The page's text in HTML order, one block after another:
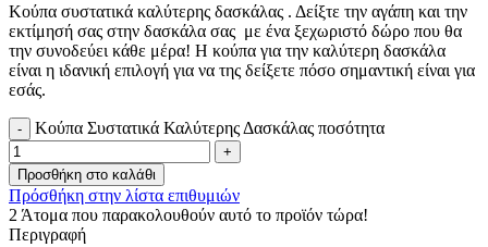
Κούπα συστατικά καλύτερης δασκάλας . Δείξτε την αγάπη και την
εκτίμησή σας στην δασκάλα σας με ένα ξεχωριστό δώρο που θα
την συνοδεύει κάθε μέρα! Η κούπα για την καλύτερη δασκάλα
είναι η ιδανική επιλογή για να της δείξετε πόσο σημαντική είναι για
εσάς.
Κούπα Συστατικά Καλύτερης Δασκάλας ποσότητα
Προσθήκη στο καλάθι
Πρόσθήκη στην λίστα επιθυμιών
2 Άτομα που παρακολουθούν αυτό το προϊόν τώρα!
Περιγραφή